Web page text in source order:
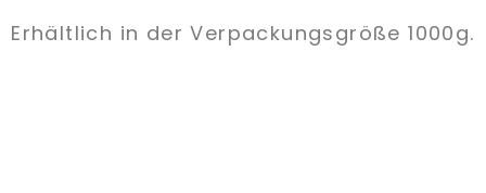
Erhältlich in der Verpackungsgröße 1000g.